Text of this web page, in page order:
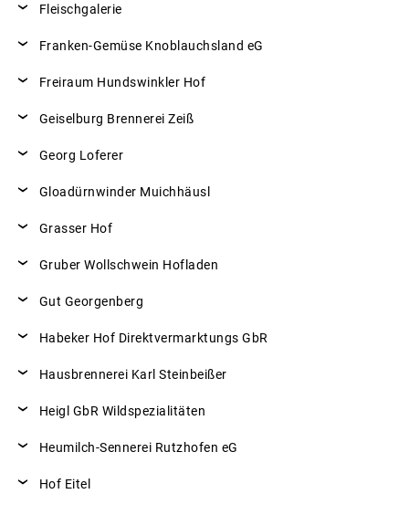
Fleischgalerie
Franken-Gemüse Knoblauchsland eG
Freiraum Hundswinkler Hof
Geiselburg Brennerei Zeiß
Georg Loferer
Gloadürnwinder Muichhäusl
Grasser Hof
Gruber Wollschwein Hofladen
Gut Georgenberg
Habeker Hof Direktvermarktungs GbR
Hausbrennerei Karl Steinbeißer
Heigl GbR Wildspezialitäten
Heumilch-Sennerei Rutzhofen eG
Hof Eitel